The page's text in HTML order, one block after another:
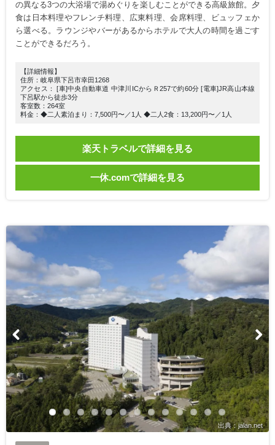
の異なる3つの大浴場で湯めぐりを楽しむことができる高級旅館。夕
食は日本料理やフレンチ料理、広東料理、会席料理、ビュッフェか
ら選べる。ラウンジやバーがあるからホテルで大人の時間を過ごす
ことができるだろう。
【詳細情報】
住所：岐阜県下呂市幸田1268
アクセス： [車]中央自動車道 中津川ICからＲ257で約60分 [電車]JR高山本線
下呂駅から徒歩3分
客室数：264室
料金：◆二人素泊まり：7,500円〜／1人 ◆二人2食：13,200円〜／1人
楽天トラベルで詳細を見る
一休.comで詳細を見る
出典：jalan.net